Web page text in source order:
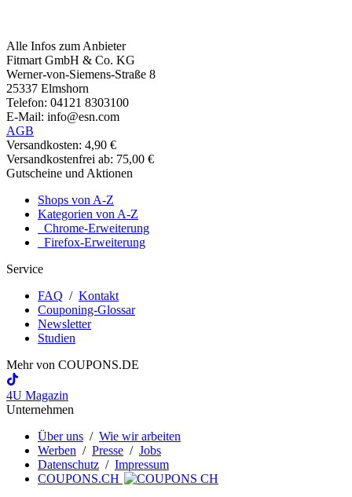
Alle Infos zum Anbieter
Fitmart GmbH & Co. KG
Werner-von-Siemens-Straße 8
25337 Elmshorn
Telefon: 04121 8303100
E-Mail: info@esn.com
AGB
Versandkosten: 4,90 €
Versandkostenfrei ab: 75,00 €
Gutscheine und Aktionen
Shops von A-Z
Kategorien von A-Z
Chrome-Erweiterung
Firefox-Erweiterung
Service
FAQ / Kontakt
Couponing-Glossar
Newsletter
Studien
Mehr von COUPONS.DE
4U Magazin
Unternehmen
Über uns / Wie wir arbeiten
Werben / Presse / Jobs
Datenschutz / Impressum
COUPONS.CH